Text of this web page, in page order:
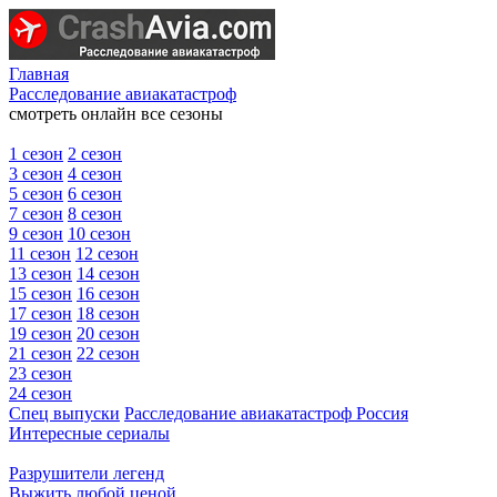
Главная
Расследование авиакатастроф
смотреть онлайн все сезоны
1 сезон 2 сезон
3 сезон 4 сезон
5 сезон 6 сезон
7 сезон 8 сезон
9 сезон 10 сезон
11 сезон 12 сезон
13 сезон 14 сезон
15 сезон 16 сезон
17 сезон 18 сезон
19 сезон 20 сезон
21 сезон 22 сезон
23 сезон
24 сезон
Спец выпуски Расследование авиакатастроф Россия
Интересные сериалы
Разрушители легенд
Выжить любой ценой